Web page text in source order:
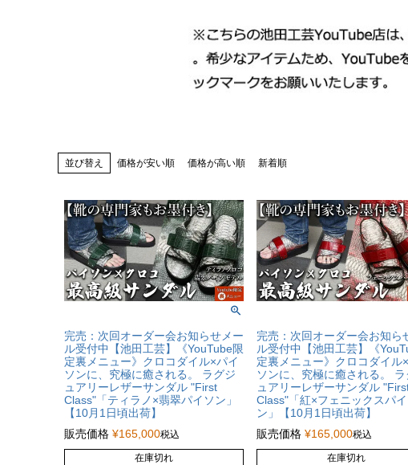
並び替え 価格が安い順 価格が高い順 新着順
完売：次回オーダー会お知らせメー
ル受付中【池田工芸】《YouTube限
定裏メニュー》クロコダイル×パイ
ソンに、究極に癒される。 ラグジ
ュアリーレザーサンダル "First
Class"「ティラノ×翡翠パイソン」
【10月1日頃出荷】
販売価格 ¥165,000税込
在庫切れ
完売：次回オーダー会お知ら
ル受付中【池田工芸】《
定裏メニュー》クロコダイル
ソンに、究極に癒される。 ラ
ュアリーレザーサンダル
Class"「紅×フェニックスパイ
ン」【10月1日頃出荷】
販売価格 ¥165,000税込
在庫切れ